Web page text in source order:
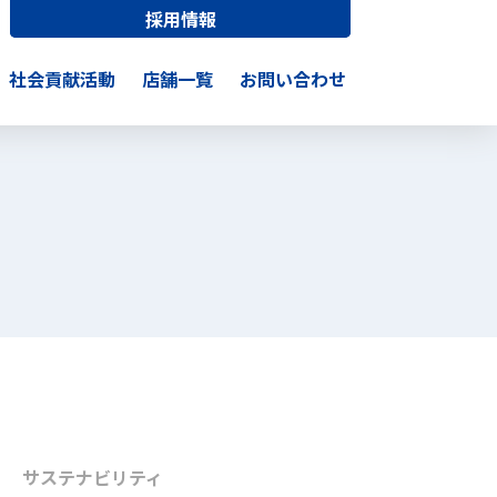
採用情報
社会貢献活動 店舗一覧 お問い合わせ
サステナビリティ